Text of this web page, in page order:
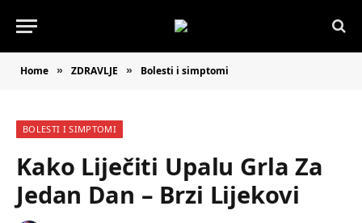
Home » ZDRAVLJE » Bolesti i simptomi
BOLESTI I SIMPTOMI
Kako Liječiti Upalu Grla Za
Jedan Dan – Brzi Lijekovi